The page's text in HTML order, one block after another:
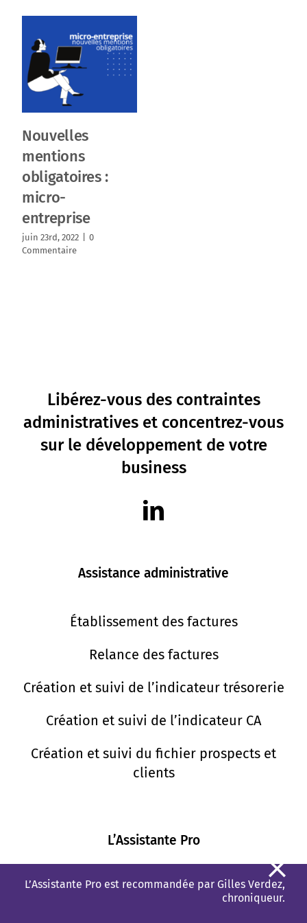
Nouvelles
mentions
obligatoires :
micro-
entreprise
juin 23rd, 2022
0
Commentaire
Libérez-vous des contraintes
administratives et concentrez-vous
sur le développement de votre
business
Assistance administrative
Établissement des factures
Relance des factures
Création et suivi de l’indicateur trésorerie
Création et suivi de l’indicateur CA
Création et suivi du fichier prospects et
clients
L’Assistante Pro
L’Assistante Pro
L’Assistante Pro est recommandée par Gilles Verdez,
chroniqueur.